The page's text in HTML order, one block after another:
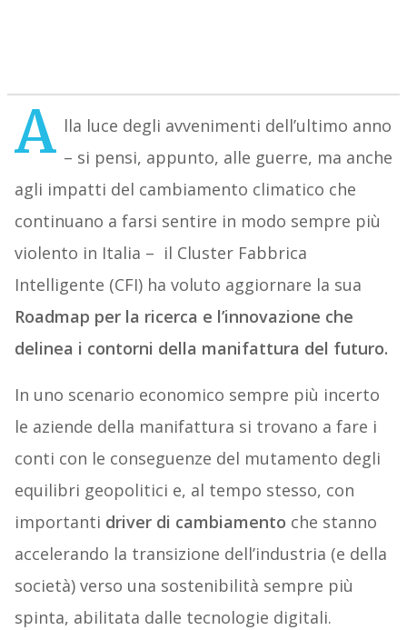
A lla luce degli avvenimenti dell’ultimo anno
– si pensi, appunto, alle guerre, ma anche
agli impatti del cambiamento climatico che
continuano a farsi sentire in modo sempre più
violento in Italia – il Cluster Fabbrica
Intelligente (CFI) ha voluto aggiornare la sua
Roadmap per la ricerca e l’innovazione che
delinea i contorni della manifattura del futuro.
In uno scenario economico sempre più incerto
le aziende della manifattura si trovano a fare i
conti con le conseguenze del mutamento degli
equilibri geopolitici e, al tempo stesso, con
importanti driver di cambiamento che stanno
accelerando la transizione dell’industria (e della
società) verso una sostenibilità sempre più
spinta, abilitata dalle tecnologie digitali.